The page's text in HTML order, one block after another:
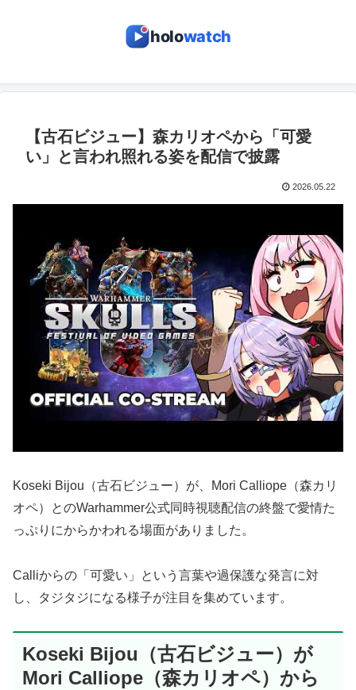
holowatch
【古石ビジュー】森カリオペから「可愛
い」と言われ照れる姿を配信で披露
2026.05.22
Koseki Bijou（古石ビジュー）が、Mori Calliope（森カリ
オペ）とのWarhammer公式同時視聴配信の終盤で愛情た
っぷりにからかわれる場面がありました。
Calliからの「可愛い」という言葉や過保護な発言に対
し、タジタジになる様子が注目を集めています。
Koseki Bijou（古石ビジュー）が
Mori Calliope（森カリオペ）から